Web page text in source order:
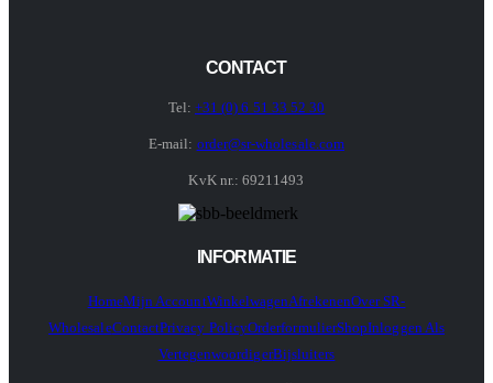
CONTACT
Tel: +31 (0) 6 51 33 52 30
E-mail: order@sr-wholesale.com
KvK nr.: 69211493
INFORMATIE
HomeMijn AccountWinkelwagenAfrekenenOver SR-
WholesaleContactPrivacy PolicyOrderformulierShopInloggen Als
VertegenwoordigerBijsluiters